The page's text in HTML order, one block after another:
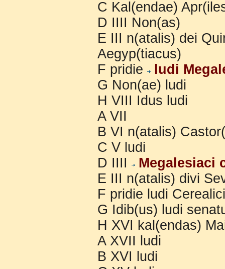
C Kal(endae)
D IIII Non(as)
E III n(atalis) dei
Aegyp(tiacus)
F pridie
ludi
G Non(ae) ludi
H VIII Idus ludi
A VII
B VI n(atalis)
C V ludi
D IIII
Megalesiaci
E III n(atalis) divi
F pridie ludi
G Idib(us) ludi
H XVI kal(endas)
A XVII ludi
B XVI ludi